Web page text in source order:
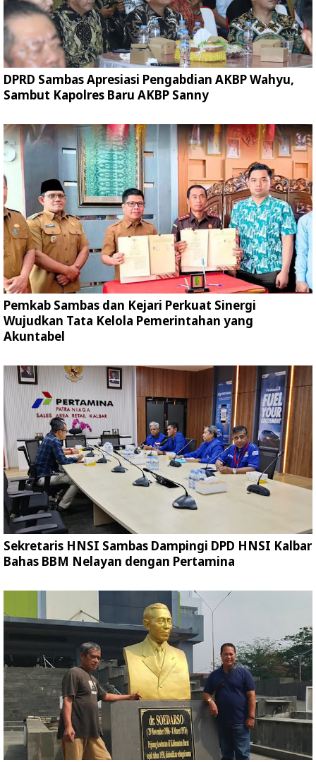
DPRD Sambas Apresiasi Pengabdian AKBP Wahyu,
Sambut Kapolres Baru AKBP Sanny
Pemkab Sambas dan Kejari Perkuat Sinergi
Wujudkan Tata Kelola Pemerintahan yang
Akuntabel
Sekretaris HNSI Sambas Dampingi DPD HNSI Kalbar
Bahas BBM Nelayan dengan Pertamina